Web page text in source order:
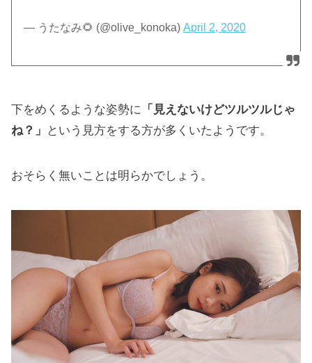
— うたなみ🌻 (@olive_konoka)April 2, 2020
下をめくるような姿勢に 「見えないけどツルツルじゃ
ね？」 という見方をする方が多くいたようです。
おそらく無いことは明らかでしょう。